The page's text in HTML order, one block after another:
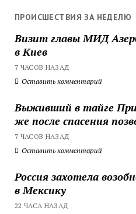
ПРОИСШЕСТВИЯ ЗА НЕДЕЛЮ
Визит главы МИД
в Киев
7 ЧАСОВ НАЗАД
Оставить комментарий
Выживший в тайге
же после спасения
7 ЧАСОВ НАЗАД
Оставить комментарий
Россия захотела
в Мексику
22 ЧАСА НАЗАД